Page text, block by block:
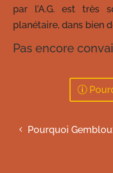
par l’A.G. est très
planétaire, dans bien
Pas encore
Pourquoi